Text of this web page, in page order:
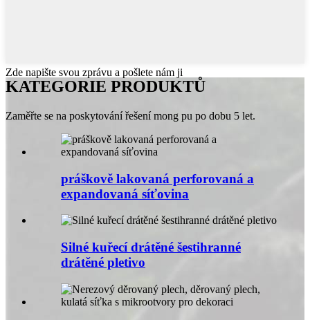
Zde napište svou zprávu a pošlete nám ji
KATEGORIE PRODUKTŮ
Zaměřte se na poskytování řešení mong pu po dobu 5 let.
práškově lakovaná perforovaná a
expandovaná síťovina
Silné kuřecí drátěné šestihranné
drátěné pletivo